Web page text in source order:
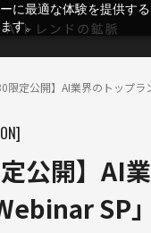
に最適な体験を提供す
す。
限定公開】AI業界のトップ
公開】AI
SP